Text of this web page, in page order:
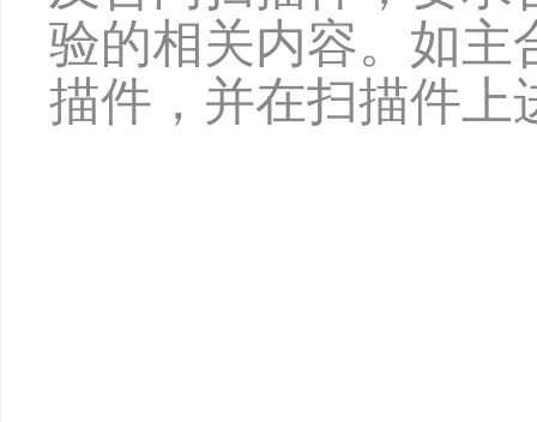
验的相关内容。如主
描件，并在扫描件上